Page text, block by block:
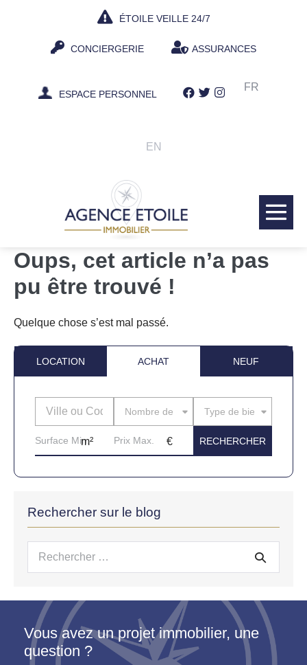
ÉTOILE VEILLE 24/7
CONCIERGERIE ASSURANCES
ESPACE PERSONNEL
FR
EN
Oups, cet article n’a pas
pu être trouvé !
Quelque chose s’est mal passé.
LOCATION ACHAT NEUF
Nombre de piècesType de bien
Rechercher sur le blog
Recherche
Vous avez un projet immobilier, une
question ?